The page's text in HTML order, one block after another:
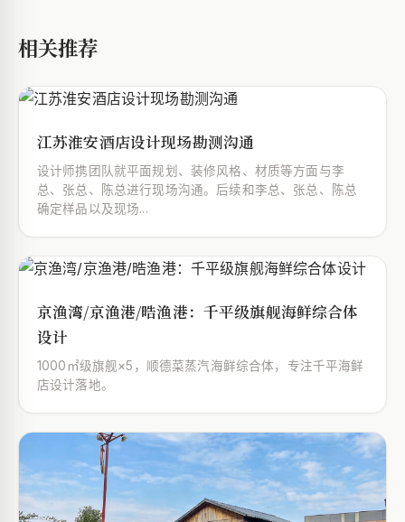
相关推荐
江苏淮安酒店设计现场勘测沟通
设计师携团队就平面规划、装修风格、材质等方面与李
总、张总、陈总进行现场沟通。后续和李总、张总、陈总
确定样品以及现场...
京渔湾/京渔港/晧渔港：千平级旗舰海鲜综合体
设计
1000㎡级旗舰×5，顺德菜蒸汽海鲜综合体，专注千平海鲜
店设计落地。